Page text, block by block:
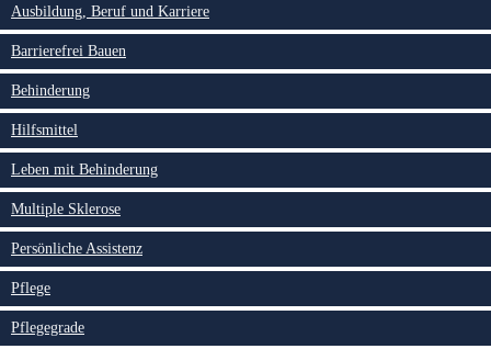
Ausbildung, Beruf und Karriere
Barrierefrei Bauen
Behinderung
Hilfsmittel
Leben mit Behinderung
Multiple Sklerose
Persönliche Assistenz
Pflege
Pflegegrade